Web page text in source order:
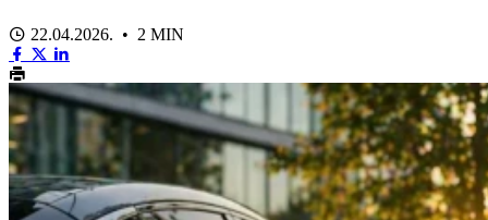
22.04.2026. • 2 MIN